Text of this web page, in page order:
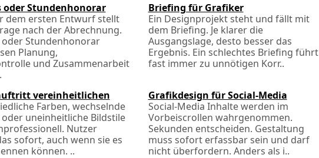
oder Stundenhonorar
dem ersten Entwurf stellt
nach der Abrechnung.
oder Stundenhonorar
Planung,
und Zusammenarbeit
Briefing für Grafiker
Ein Designprojekt steht und fällt mit
dem Briefing. Je klarer die
Ausgangslage, desto besser das
Ergebnis. Ein schlechtes Briefing führt
fast immer zu unnötigen Korr..
vereinheitlichen
Farben, wechselnde
uneinheitliche Bildstile
Nutzer
sofort, auch wenn sie es
können. ..
Grafikdesign für Social-Media
Social-Media Inhalte werden im
Vorbeiscrollen wahrgenommen.
Sekunden entscheiden. Gestaltung
muss sofort erfassbar sein und darf
nicht überfordern. Anders als i..